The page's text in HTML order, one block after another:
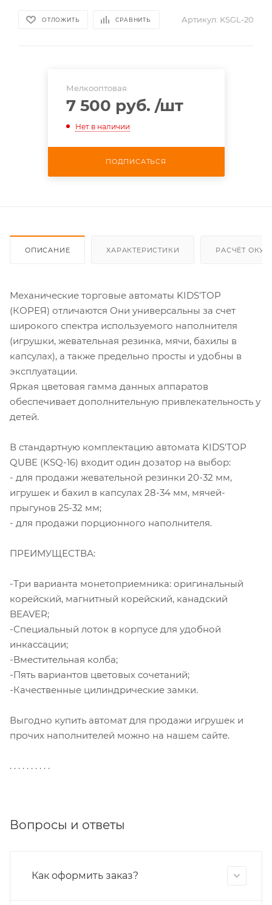
ОТЛОЖИТЬ СРАВНИТЬ Артикул: KSGL-20
Мелкооптовая
7 500 руб. /шт
Нет в наличии
ПОДПИСАТЬСЯ
ОПИСАНИЕ ХАРАКТЕРИСТИКИ РАСЧЁТ
Механические торговые автоматы KIDS'TOP
(КОРЕЯ) отличаются Они универсальны за счет
широкого спектра используемого наполнителя
(игрушки, жевательная резинка, мячи, бахилы в
капсулах), а также предельно просты и удобны в
эксплуатации.
Яркая цветовая гамма данных аппаратов
обеспечивает дополнительную привлекательность у
детей.
В стандартную комплектацию автомата KIDS'TOP
QUBE (KSQ-16) входит один дозатор на выбор:
- для продажи жевательной резинки 20-32 мм,
игрушек и бахил в капсулах 28-34 мм, мячей-
прыгунов 25-32 мм;
- для продажи порционного наполнителя.
ПРЕИМУЩЕСТВА:
-Три варианта монетоприемника: оригинальный
корейский, магнитный корейский, канадский
BEAVER;
-Специальный лоток в корпусе для удобной
инкассации;
-Вместительная колба;
-Пять вариантов цветовых сочетаний;
-Качественные цилиндрические замки.
Выгодно купить автомат для продажи игрушек и
прочих наполнителей можно на нашем сайте.
. . . . . . . . . .
Вопросы и ответы
Как оформить заказ?